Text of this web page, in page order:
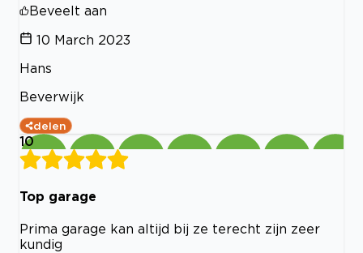
Beveelt aan
10 March 2023
Hans
Beverwijk
delen
10
Top garage
Prima garage kan altijd bij ze terecht zijn zeer
kundig